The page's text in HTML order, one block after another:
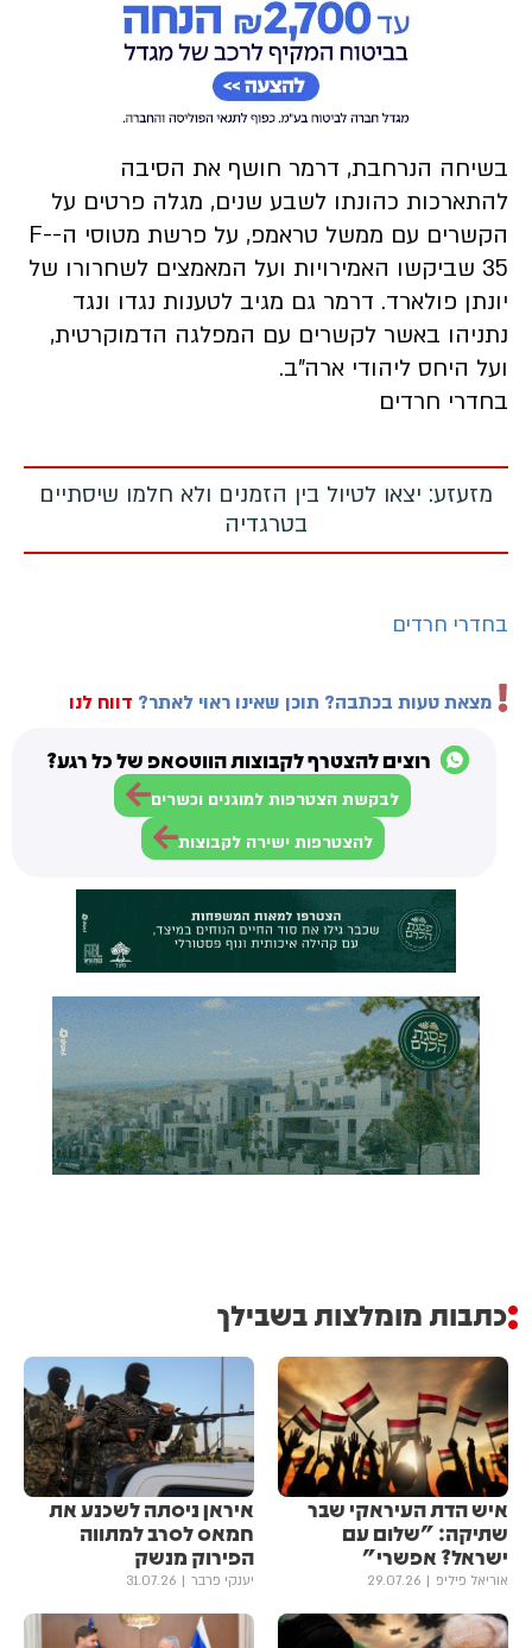
בשיחה הנרחבת, דרמר חושף את הסיבה
להתארכות כהונתו לשבע שנים, מגלה פרטים על
הקשרים עם ממשל טראמפ, על פרשת מטוסי ה-F-
35 שביקשו האמירויות ועל המאמצים לשחרורו של
יונתן פולארד. דרמר גם מגיב לטענות נגדו ונגד
נתניהו באשר לקשרים עם המפלגה הדמוקרטית,
ועל היחס ליהודי ארה"ב.
בחדרי חרדים
מזעזע: יצאו לטיול בין הזמנים ולא חלמו שיסתיים
בטרגדיה
בחדרי חרדים
מצאת טעות בכתבה? תוכן שאינו ראוי לאתר? דווח לנו
רוצים להצטרף לקבוצות הווטסאפ של כל רגע?
לבקשת הצטרפות למוגנים וכשרים
להצטרפות ישירה לקבוצות
כתבות מומלצות בשבילך
איש הדת העיראקי שבר
שתיקה: "שלום עם
ישראל? אפשרי"
אוריאל פיליפ 29.07.26
איראן ניסתה לשכנע את
חמאס לסרב למתווה
הפירוק מנשק
יענקי פרבר 31.07.26